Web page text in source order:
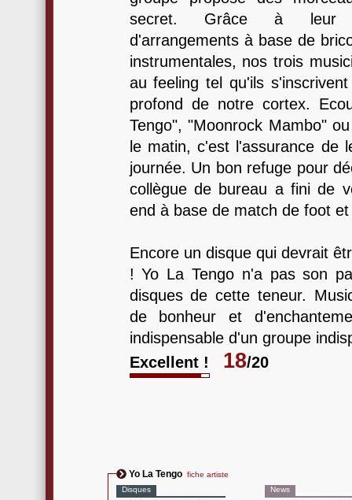
secret. Grâce à leur
d'arrangements à base de
instrumentales, nos trois
au feeling tel qu'ils
profond de notre cortex.
Tengo", "Moonrock Mambo"
le matin, c'est l'assurance de
journée. Un bon refuge pour
collègue de bureau a fini de
end à base de match de foot
Encore un disque qui devrait
! Yo La Tengo n'a pas son
disques de cette teneur.
de bonheur et
indispensable d'un groupe
Excellent !
18/20
Yo La Tengo fiche artiste
Disques
News